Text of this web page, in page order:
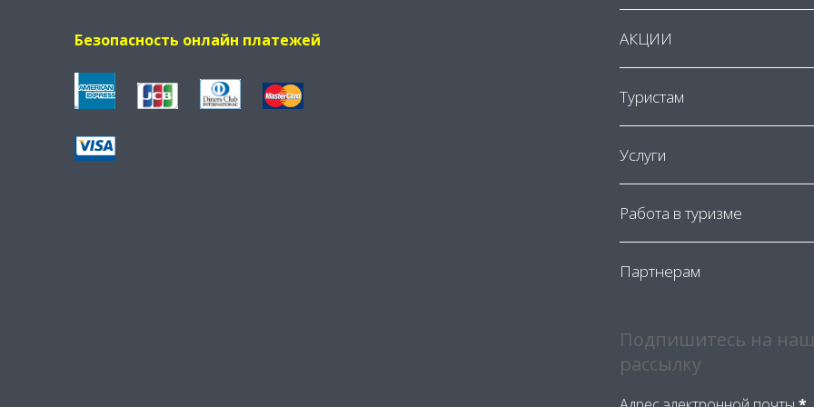
Безопасность онлайн платежей АКЦИИ
Туристам
Услуги
Работа в туризме
Партнерам
Подпишитесь на
рассылку